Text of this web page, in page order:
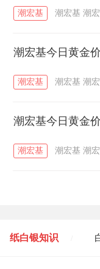
潮宏基 潮宏基 潮
潮宏基今日黄金
潮宏基 潮宏基 潮
潮宏基今日黄金
潮宏基 潮宏基 潮
纸白银知识